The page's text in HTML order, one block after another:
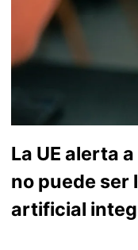
La UE alerta
no puede ser
artificial